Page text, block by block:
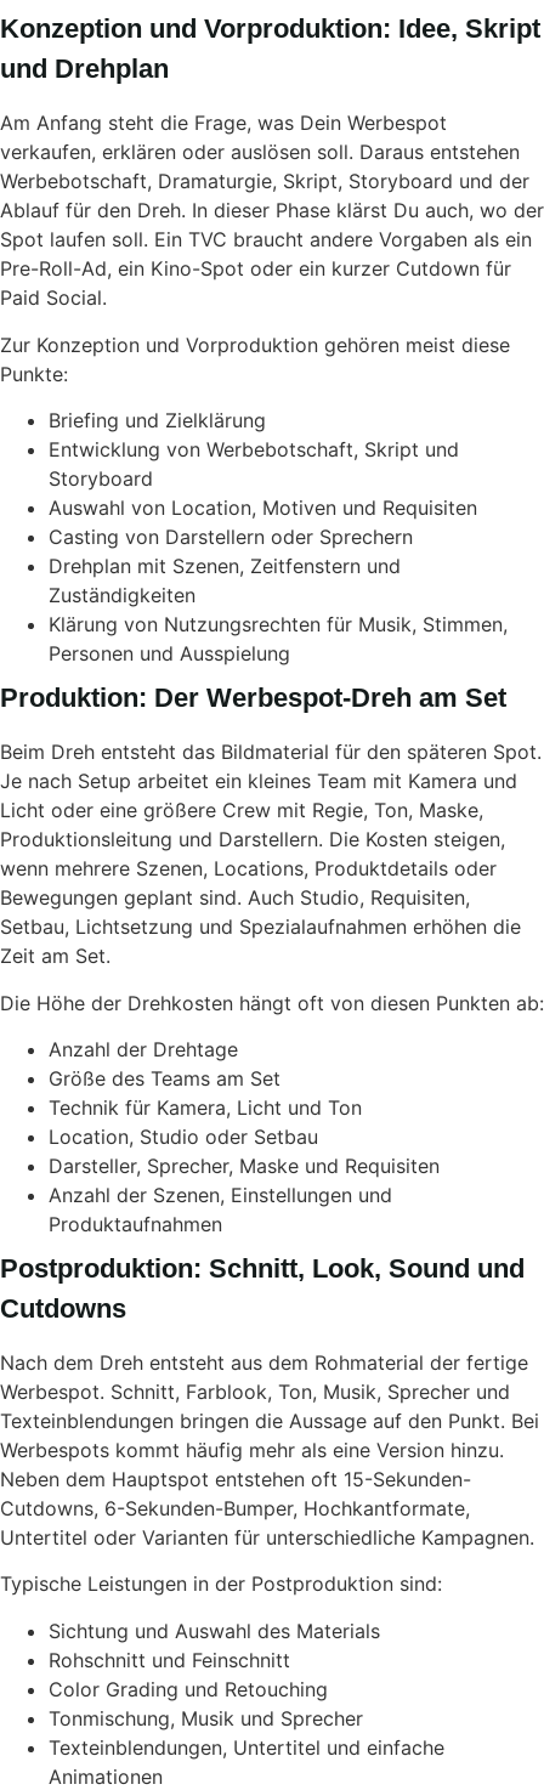
Konzeption und Vorproduktion: Idee, Skript
und Drehplan
Am Anfang steht die Frage, was Dein Werbespot
verkaufen, erklären oder auslösen soll. Daraus entstehen
Werbebotschaft, Dramaturgie, Skript, Storyboard und der
Ablauf für den Dreh. In dieser Phase klärst Du auch, wo der
Spot laufen soll. Ein TVC braucht andere Vorgaben als ein
Pre-Roll-Ad, ein Kino-Spot oder ein kurzer Cutdown für
Paid Social.
Zur Konzeption und Vorproduktion gehören meist diese
Punkte:
Briefing und Zielklärung
Entwicklung von Werbebotschaft, Skript und
Storyboard
Auswahl von Location, Motiven und Requisiten
Casting von Darstellern oder Sprechern
Drehplan mit Szenen, Zeitfenstern und
Zuständigkeiten
Klärung von Nutzungsrechten für Musik, Stimmen,
Personen und Ausspielung
Produktion: Der Werbespot-Dreh am Set
Beim Dreh entsteht das Bildmaterial für den späteren Spot.
Je nach Setup arbeitet ein kleines Team mit Kamera und
Licht oder eine größere Crew mit Regie, Ton, Maske,
Produktionsleitung und Darstellern. Die Kosten steigen,
wenn mehrere Szenen, Locations, Produktdetails oder
Bewegungen geplant sind. Auch Studio, Requisiten,
Setbau, Lichtsetzung und Spezialaufnahmen erhöhen die
Zeit am Set.
Die Höhe der Drehkosten hängt oft von diesen Punkten ab:
Anzahl der Drehtage
Größe des Teams am Set
Technik für Kamera, Licht und Ton
Location, Studio oder Setbau
Darsteller, Sprecher, Maske und Requisiten
Anzahl der Szenen, Einstellungen und
Produktaufnahmen
Postproduktion: Schnitt, Look, Sound und
Cutdowns
Nach dem Dreh entsteht aus dem Rohmaterial der fertige
Werbespot. Schnitt, Farblook, Ton, Musik, Sprecher und
Texteinblendungen bringen die Aussage auf den Punkt. Bei
Werbespots kommt häufig mehr als eine Version hinzu.
Neben dem Hauptspot entstehen oft 15-Sekunden-
Cutdowns, 6-Sekunden-Bumper, Hochkantformate,
Untertitel oder Varianten für unterschiedliche Kampagnen.
Typische Leistungen in der Postproduktion sind:
Sichtung und Auswahl des Materials
Rohschnitt und Feinschnitt
Color Grading und Retouching
Tonmischung, Musik und Sprecher
Texteinblendungen, Untertitel und einfache
Animationen